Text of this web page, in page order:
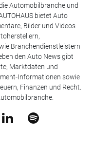
Automobilbranche und
bietet Auto
Bilder und Videos
Branchendienstleistern
den Auto News gibt
Marktdaten und
Informationen sowie
Finanzen und Recht.